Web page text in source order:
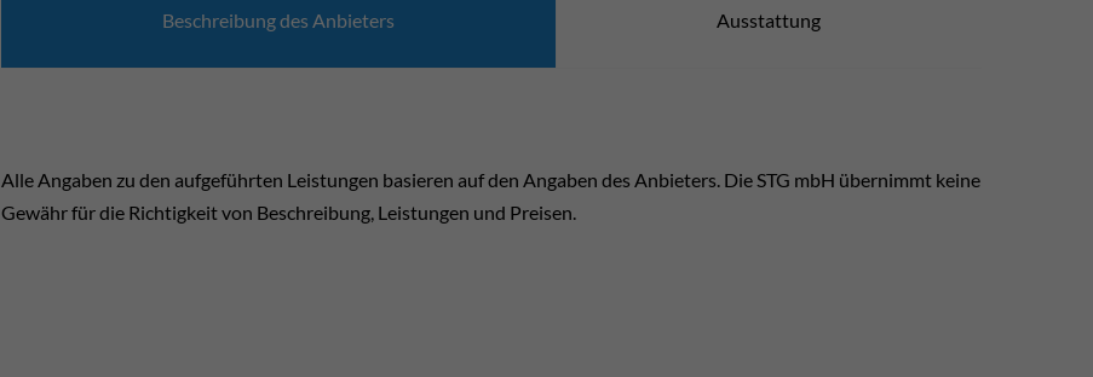
Beschrei­bung des Anbie­ters Ausstattung
Alle Angaben zu den aufgeführten Leistungen basieren auf den Angaben des Anbieters. Die STG mbH übernimmt keine
Gewähr für die Richtigkeit von Beschreibung, Leistungen und Preisen.